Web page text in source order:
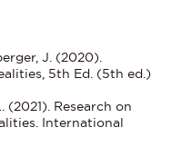
J. (2020).
5th Ed. (5th ed.)
(2021). Research on
International